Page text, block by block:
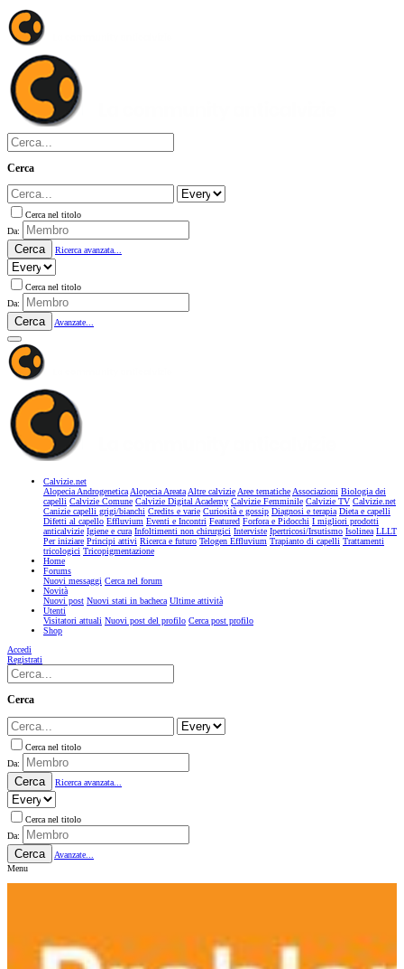
Cerca
Cerca nel titolo
Da:
Cerca Ricerca avanzata...
Cerca nel titolo
Da:
Cerca Avanzate...
Calvizie.net
Alopecia AndrogeneticaAlopecia AreataAltre calvizieAree tematicheAssociazioni Biologia dei
capelli Calvizie Comune Calvizie Digital Academy Calvizie Femminile Calvizie TV Calvizie.net
Canizie capelli grigi/bianchi Credits e varie Curiosità e gossip Diagnosi e terapia Dieta e capelli
Difetti al capello Effluvium Eventi e Incontri Featured Forfora e Pidocchi I migliori prodotti
anticalvizie Igiene e cura Infoltimenti non chirurgici Interviste Ipertricosi/Irsutismo Isolinea LLLT
Per iniziare Principi attivi Ricerca e futuro Telogen Effluvium Trapianto di capelli Trattamenti
tricologici Tricopigmentazione
Home
Forums
Nuovi messaggi Cerca nel forum
Novità
Nuovi post Nuovi stati in bacheca Ultime attività
Utenti
Visitatori attuali Nuovi post del profilo Cerca post profilo
Shop
Accedi
Registrati
Cerca
Cerca nel titolo
Da:
Cerca Ricerca avanzata...
Cerca nel titolo
Da:
Cerca
Avanzate...
Menu